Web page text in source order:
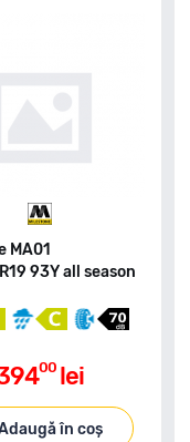
MA01
93Y all season
00 lei
în coș